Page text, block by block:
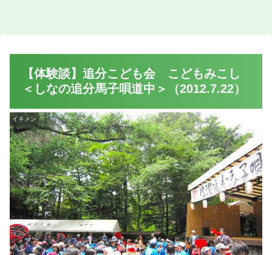
【体験談】追分こども会 こどもみこし
＜しなの追分馬子唄道中＞（2012.7.22）
イキメン